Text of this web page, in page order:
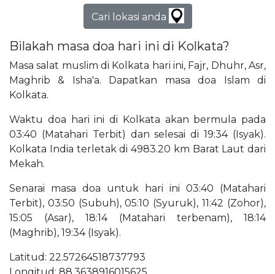
Cari lokasi anda
Bilakah masa doa hari ini di Kolkata?
Masa salat muslim di Kolkata hari ini, Fajr, Dhuhr, Asr,
Maghrib & Isha'a. Dapatkan masa doa Islam di
Kolkata.
Waktu doa hari ini di Kolkata akan bermula pada
03:40 (Matahari Terbit) dan selesai di 19:34 (Isyak).
Kolkata India terletak di 4983.20 km Barat Laut dari
Mekah.
Senarai masa doa untuk hari ini 03:40 (Matahari
Terbit), 03:50 (Subuh), 05:10 (Syuruk), 11:42 (Zohor),
15:05 (Asar), 18:14 (Matahari terbenam), 18:14
(Maghrib), 19:34 (Isyak).
Latitud: 22.57264518737793